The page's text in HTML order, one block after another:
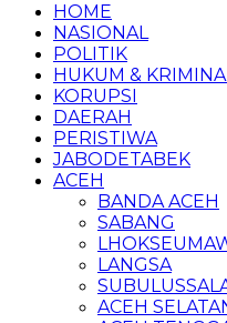
HOME
NASIONAL
POLITIK
HUKUM &
KORUPSI
DAERAH
PERISTIWA
JABODETABEK
ACEH
BANDA ACEH
SABANG
LANGSA
ACEH